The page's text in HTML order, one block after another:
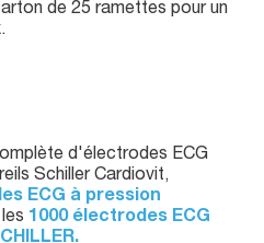
de 25 ramettes pour un
d'électrodes ECG
Schiller Cardiovit,
ECG à pression
1000 électrodes ECG